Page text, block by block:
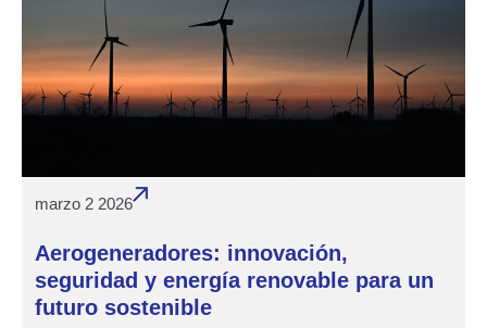
marzo 2 2026
Aerogeneradores: innovación,
seguridad y energía renovable para un
futuro sostenible